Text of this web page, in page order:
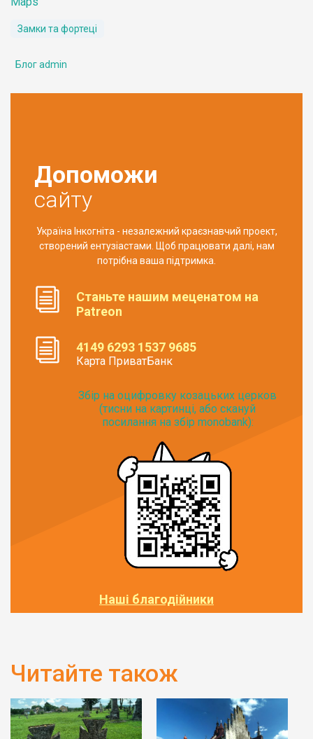
Замки та фортеці
Блог admin
Допоможи
сайту
Україна Інкогніта - незалежний краєзнавчий проект,
створений ентузіастами. Щоб працювати далі, нам
потрібна ваша підтримка.
Станьте нашим меценатом на
Patreon
4149 6293 1537 9685
Карта ПриватБанк
Збір на оцифровку козацьких церков
(тисни на картинці, або скануй
посилання на збір monobank):
Наші благодійники
Читайте також